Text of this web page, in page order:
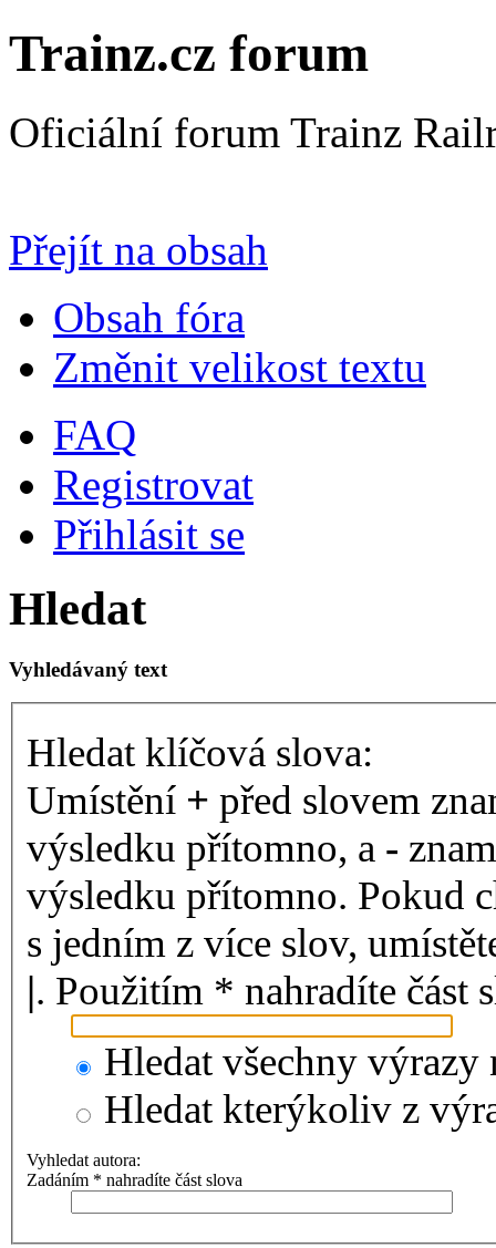
Trainz.cz forum
Oficiální forum Trainz
Přejít na obsah
Obsah fóra
Změnit velikost textu
FAQ
Registrovat
Přihlásit se
Hledat
Vyhledávaný text
Hledat klíčová slova:
Umístění + před slovem
výsledku přítomno, a -
výsledku přítomno. Pokud
s jedním z více slov,
|. Použitím * nahradíte část
Hledat všechny výrazy
Hledat kterýkoliv z
Vyhledat autora:
Zadáním * nahradíte část slova